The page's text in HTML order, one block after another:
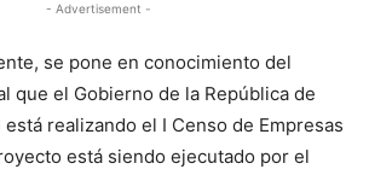
- Advertisement -
se pone en conocimiento del
que el Gobierno de la República de
está realizando el I Censo de Empresas
está siendo ejecutado por el